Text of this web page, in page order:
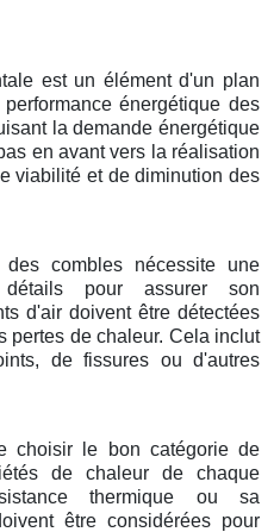
est un élément d'un plan
énergétique des
la demande énergétique
en avant vers la réalisation
viabilité et de diminution des
combles nécessite une
pour assurer son
d'air doivent être détectées
pertes de chaleur. Cela inclut
de fissures ou d'autres
choisir le bon catégorie de
de chaleur de chaque
thermique ou sa
être considérées pour